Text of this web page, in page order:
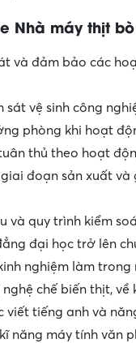
Nhà máy thịt
và đảm bảo các
sát vệ sinh công
phòng khi hoạt
thủ theo hoạt
đoạn sản xuất
và quy trình kiểm
đại học trở lên
nghiệm làm
chế biến thịt,
viết tiếng anh và
năng máy tính văn